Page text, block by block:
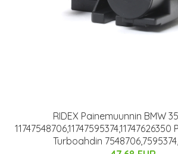
RIDEX Painemuunnin BMW
Turboahdin